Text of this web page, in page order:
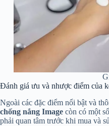
Đánh giá ưu và nhược điểm của
Ngoài các đặc điểm nổi bật và
chống nắng Image còn có một số
phải quan tâm trước khi mua và